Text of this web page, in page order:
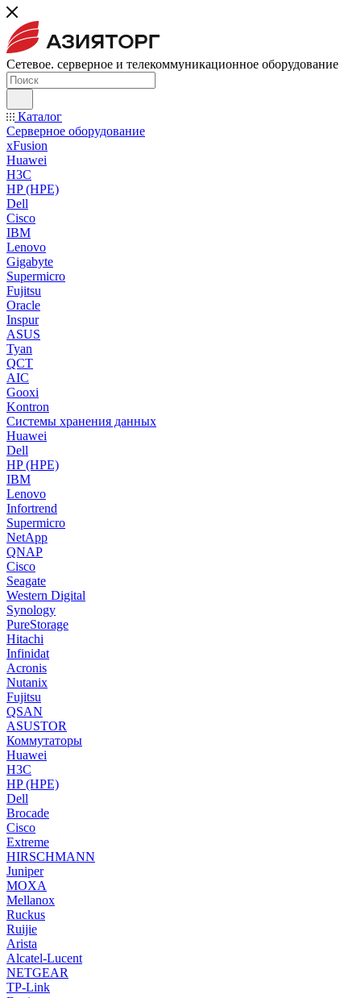
Сетевое. серверное и телекоммуникационное оборудование
Каталог
Серверное оборудование
xFusion
Huawei
H3C
HP (HPE)
Dell
Cisco
IBM
Lenovo
Gigabyte
Supermicro
Fujitsu
Oracle
Inspur
ASUS
Tyan
QCT
AIC
Gooxi
Kontron
Системы хранения данных
Huawei
Dell
HP (HPE)
IBM
Lenovo
Infortrend
Supermicro
NetApp
QNAP
Cisco
Seagate
Western Digital
Synology
PureStorage
Hitachi
Infinidat
Acronis
Nutanix
Fujitsu
QSAN
ASUSTOR
Коммутаторы
Huawei
H3C
HP (HPE)
Dell
Brocade
Cisco
Extreme
HIRSCHMANN
Juniper
MOXA
Mellanox
Ruckus
Ruijie
Arista
Alcatel-Lucent
NETGEAR
TP-Link